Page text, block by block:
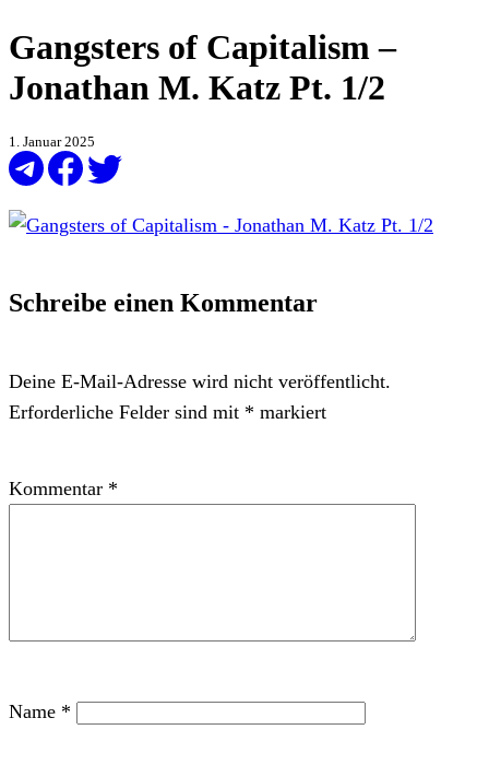
Gangsters of Capitalism –
Jonathan M. Katz Pt. 1/2
1. Januar 2025
Schreibe einen Kommentar
Deine E-Mail-Adresse wird nicht veröffentlicht.
Erforderliche Felder sind mit * markiert
Kommentar *
Name *